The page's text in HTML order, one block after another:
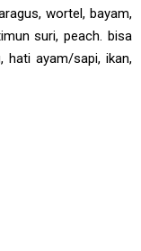
wortel, bayam,
suri, peach. bisa
hati ayam/sapi, ikan,